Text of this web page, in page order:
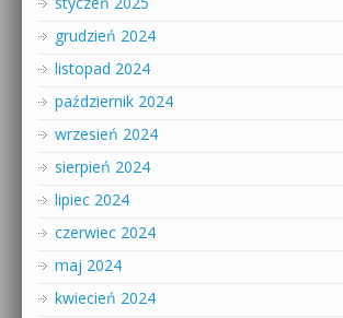
grudzień 2024
listopad 2024
październik 2024
wrzesień 2024
sierpień 2024
lipiec 2024
czerwiec 2024
maj 2024
kwiecień 2024